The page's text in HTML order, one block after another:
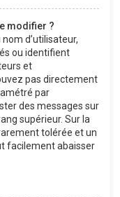
modifier ?
d’utilisateur,
ou identifient
et
pas directement
par
des messages sur
supérieur. Sur la
tolérée et un
facilement abaisser